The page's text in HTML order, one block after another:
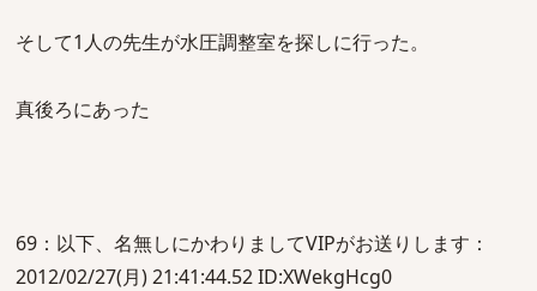
そして1人の先生が水圧調整室を探しに行った。
真後ろにあった
69：以下、名無しにかわりましてVIPがお送りします：
2012/02/27(月) 21:41:44.52 ID:XWekgHcg0